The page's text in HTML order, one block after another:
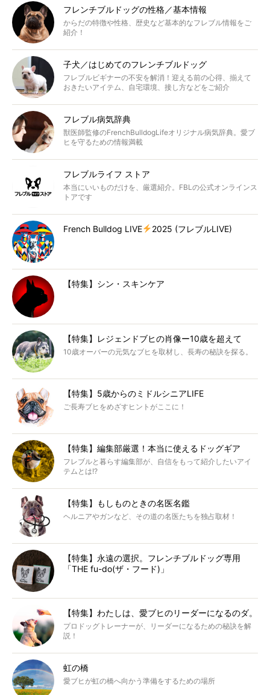
フレンチブルドッグの性格／基本情報
からだの特徴や性格、歴史など基本的なフレブル情報をご
紹介！
子犬／はじめてのフレンチブルドッグ
フレブルビギナーの不安を解消！迎える前の心得、揃えて
おきたいアイテム、自宅環境、接し方などをご紹介
フレブル病気辞典
獣医師監修のFrenchBulldogLifeオリジナル病気辞典。愛ブ
ヒを守るための情報満載
フレブルライフ ストア
本当にいいものだけを、厳選紹介。FBLの公式オンラインス
トアです
French Bulldog LIVE 2025 (フレブルLIVE)
【特集】シン・スキンケア
【特集】レジェンドブヒの肖像ー10歳を超えて
10歳オーバーの元気なブヒを取材し、長寿の秘訣を探る。
【特集】5歳からのミドルシニアLIFE
ご長寿ブヒをめざすヒントがここに！
【特集】編集部厳選！本当に使えるドッグギア
フレブルと暮らす編集部が、自信をもって紹介したいアイ
テムとは!?
【特集】もしものときの名医名鑑
ヘルニアやガンなど、その道の名医たちを独占取材！
【特集】永遠の選択。フレンチブルドッグ専用
「THE fu-do(ザ・フード)」
【特集】わたしは、愛ブヒのリーダーになるのダ。
プロドッグトレーナーが、リーダーになるための秘訣を解
説！
虹の橋
愛ブヒが虹の橋へ向かう準備をするための場所